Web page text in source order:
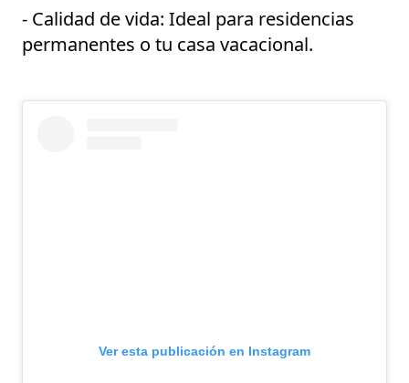
- Calidad de vida: Ideal para residencias
permanentes o tu casa vacacional.
Ver esta publicación en Instagram